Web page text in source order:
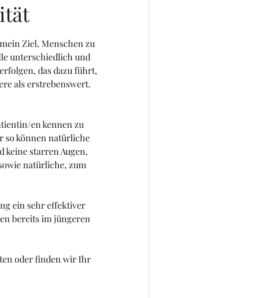
Ziel, Menschen zu
unterschiedlich und
das dazu führt,
als erstrebenswert.
en kennen zu
so können natürliche
keine starren Augen,
natürliche, zum
ein sehr effektiver
bereits im jüngeren
oder finden wir Ihr